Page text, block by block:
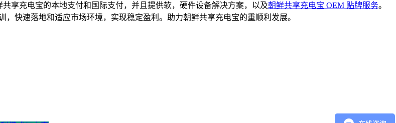
享充电宝的本地支付和国际支付，并且提供软，硬件设备解决方案，以及朝鲜共享充电宝 OEM 贴牌服务。
快速落地和适应市场环境，实现稳定盈利。助力朝鲜共享充电宝的重顺利发展。